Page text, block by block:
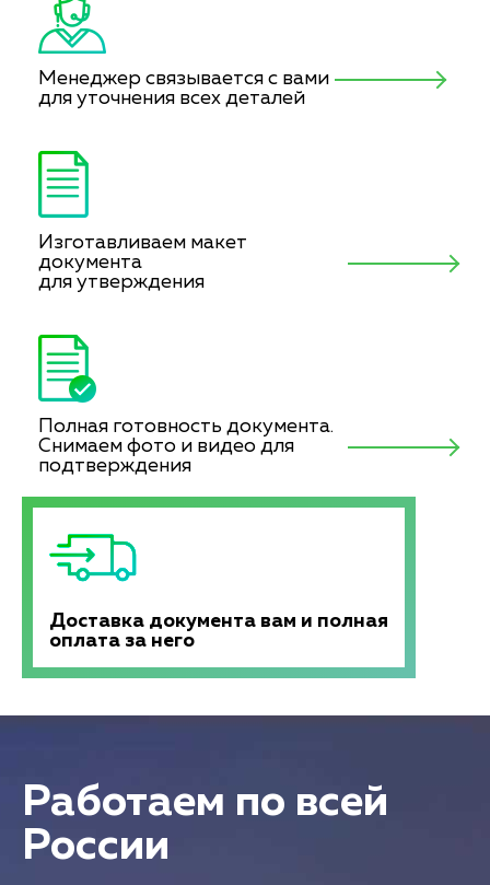
Менеджер связывается с вами
для уточнения всех деталей
Изготавливаем макет
документа
для утверждения
Полная готовность документа.
Снимаем фото и видео для
подтверждения
Доставка документа вам и полная
оплата за него
Работаем по всей
России